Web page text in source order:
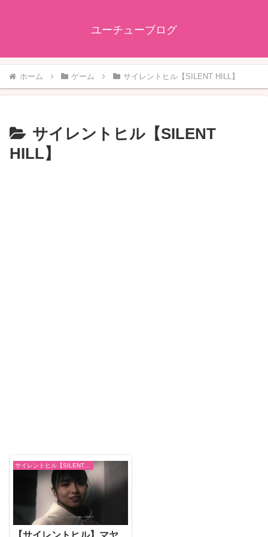
ユーチューブログ
ホーム ゲーム サイレントヒル【SILENT HILL】
サイレントヒル【SILENT
HILL】
【サイレントヒル】マヤ